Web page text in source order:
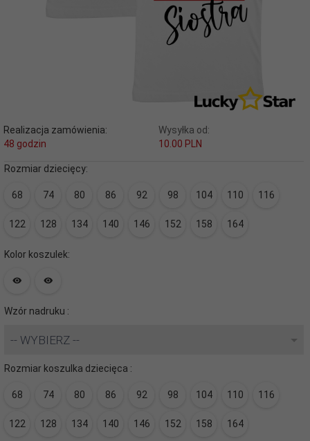
Realizacja zamówienia:
48 godzin
Wysyłka od:
10.00 PLN
Rozmiar dziecięcy:
68 74 80 86 92 98 104 110 116
122 128 134 140 146 152 158 164
Kolor koszulek:
Wzór nadruku :
-- WYBIERZ --
Rozmiar koszulka dziecięca :
68 74 80 86 92 98 104 110 116
122 128 134 140 146 152 158 164